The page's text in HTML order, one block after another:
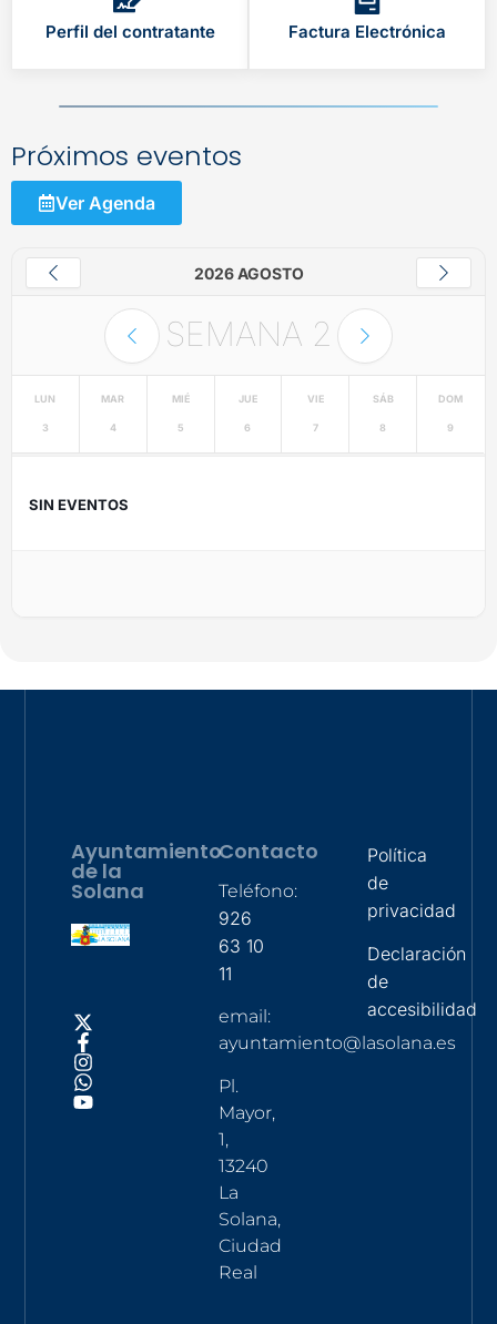
Perfil del contratante Factura Electrónica
Próximos eventos
Ver Agenda
2026 AGOSTO
SEMANA 2
LUN
3
MAR
4
MIÉ
5
JUE
6
VIE
7
SÁB
8
DOM
9
SIN EVENTOS
Ayuntamiento
de la
Solana
Contacto
Teléfono:
926
63 10
11
email:
ayuntamiento@lasolana.es
Pl.
Mayor,
1,
13240
La
Solana,
Ciudad
Real
Política
de
privacidad
Declaración
de
accesibilidad